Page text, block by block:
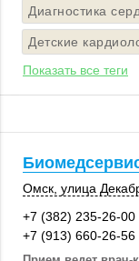
Диагностика
Детские
Показать все теги
Омск , улица
+7 (382) 235-26-00
+7 (913) 660-26-56